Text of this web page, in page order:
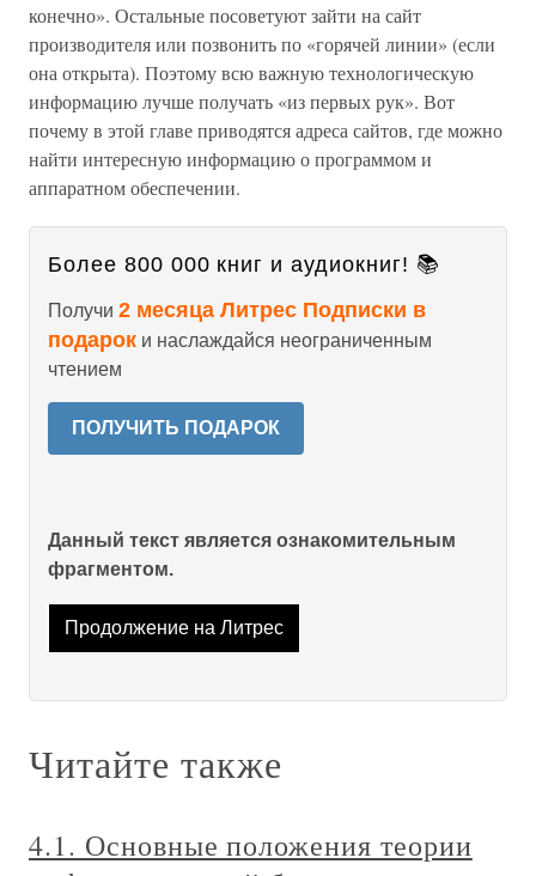
конечно». Остальные посоветуют зайти на сайт
производителя или позвонить по «горячей линии» (если
она открыта). Поэтому всю важную технологическую
информацию лучше получать «из первых рук». Вот
почему в этой главе приводятся адреса сайтов, где можно
найти интересную информацию о программом и
аппаратном обеспечении.
Более 800 000 книг и аудиокниг! 📚
Получи 2 месяца Литрес Подписки в
подарок и наслаждайся неограниченным
чтением
ПОЛУЧИТЬ ПОДАРОК
Данный текст является ознакомительным
фрагментом.
Продолжение на Литрес
Читайте также
4.1. Основные положения теории